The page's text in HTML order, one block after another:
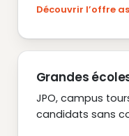
Découvrir l’offre
Grandes
JPO, campus
candidats sans